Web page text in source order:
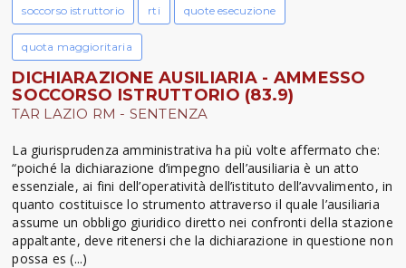
soccorso istruttorio rti quote esecuzione
quota maggioritaria
DICHIARAZIONE AUSILIARIA - AMMESSO
SOCCORSO ISTRUTTORIO (83.9)
TAR LAZIO RM - SENTENZA
La giurisprudenza amministrativa ha più volte affermato che:
“poiché la dichiarazione d’impegno dell’ausiliaria è un atto
essenziale, ai fini dell’operatività dell’istituto dell’avvalimento, in
quanto costituisce lo strumento attraverso il quale l’ausiliaria
assume un obbligo giuridico diretto nei confronti della stazione
appaltante, deve ritenersi che la dichiarazione in questione non
possa es (...)